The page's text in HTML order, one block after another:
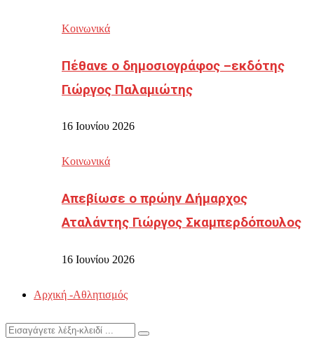
Κοινωνικά
Πέθανε ο δημοσιογράφος –εκδότης
Γιώργος Παλαμιώτης
16 Ιουνίου 2026
Κοινωνικά
Απεβίωσε ο πρώην Δήμαρχος
Αταλάντης Γιώργος Σκαμπερδόπουλος
16 Ιουνίου 2026
Αρχική -Αθλητισμός
Search
Search